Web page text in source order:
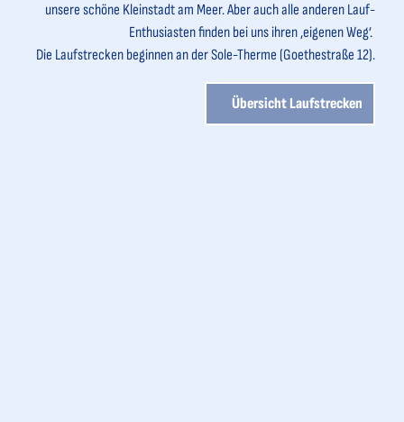
unsere schöne Kleinstadt am Meer. Aber auch alle anderen Lauf-
Enthusiasten finden bei uns ihren ‚eigenen Weg’.
Die Laufstrecken beginnen an der Sole-Therme (Goethestraße 12).
Übersicht Laufstrecken